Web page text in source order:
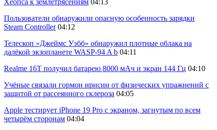
Пользователи обнаружили опасную особенность зарядки
Steam Controller 04:12
Телескоп «Джеймс Уэбб» обнаружил плотные облака на
далёкой экзопланете WASP-94 A b 04:11
Realme 16T получил батарею 8000 мАч и экран 144 Гц 04:10
Учёные связали гормон ирисин от физических упражнений с
защитой от рассеянного склероза 04:05
Apple тестирует iPhone 19 Pro с экраном, загнутым по всем
четырём сторонам 04:04